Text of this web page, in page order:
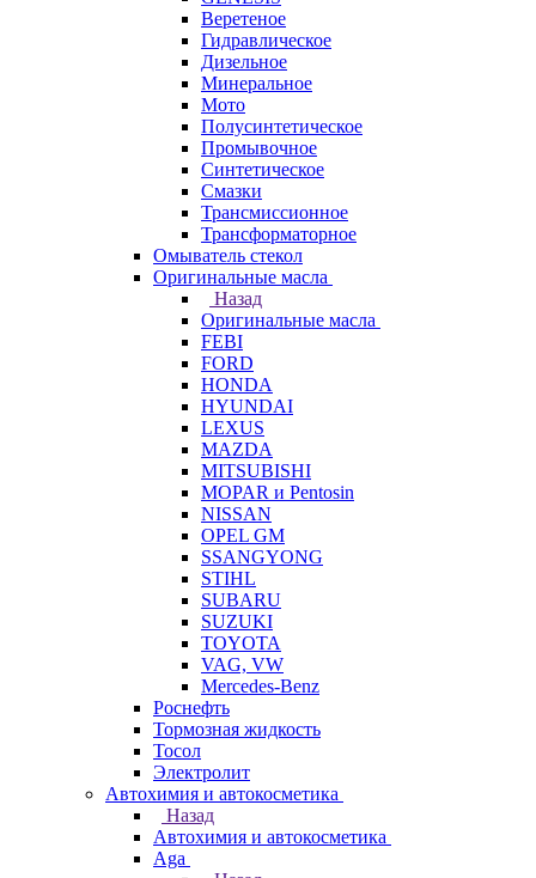
Веретеное
Гидравлическое
Дизельное
Минеральное
Мото
Полусинтетическое
Промывочное
Синтетическое
Смазки
Трансмиссионное
Трансформаторное
Омыватель стекол
Оригинальные масла
Назад
Оригинальные масла
FEBI
FORD
HONDA
HYUNDAI
LEXUS
MAZDA
MITSUBISHI
MOPAR и Pentosin
NISSAN
OPEL GM
SSANGYONG
STIHL
SUBARU
SUZUKI
TOYOTA
VAG, VW
Мercedes-Benz
Роснефть
Тормозная жидкость
Тосол
Электролит
Автохимия и автокосметика
Назад
Автохимия и автокосметика
Aga